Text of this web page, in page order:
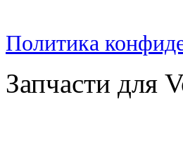
Политика
Запчасти для